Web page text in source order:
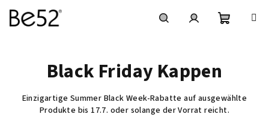
Inhalt
springen
Black Friday Kappen
Einzigartige Summer Black Week-Rabatte auf ausgewählte
Produkte bis 17.7. oder solange der Vorrat reicht.